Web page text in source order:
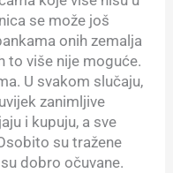
se može još
onih zemalja
to više nije moguće.
U svakom slučaju,
zanimljive
i kupuju, a sve
su tražene
dobro očuvane.